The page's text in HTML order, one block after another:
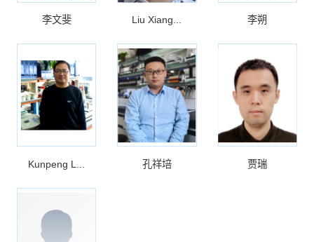
李文斐 Liu Xiang... 李朔
Kunpeng L... 孔祥培 贾瑞